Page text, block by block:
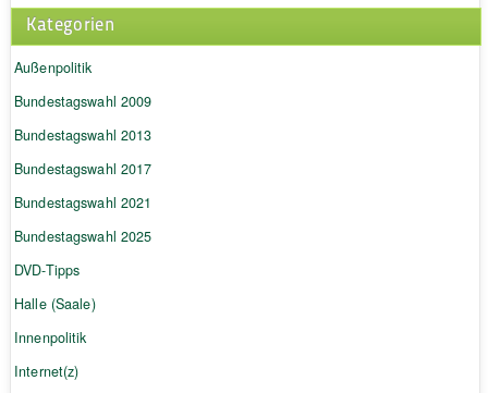
Kategorien
Außenpolitik
Bundestagswahl 2009
Bundestagswahl 2013
Bundestagswahl 2017
Bundestagswahl 2021
Bundestagswahl 2025
DVD-Tipps
Halle (Saale)
Innenpolitik
Internet(z)